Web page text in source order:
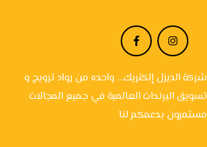
شركة الديزل إلكتريك... واحده من رواد ترويج و
تسويق البرندات العالمية في جميع المجالات
مستمرون بدعمكم لنا